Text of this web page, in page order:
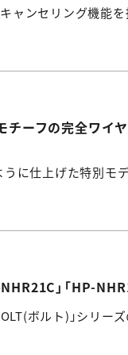
ャンセリング機能
ーフの完全ワイ
に仕上げた特別モ
」「HP-
ボルト)」シリー